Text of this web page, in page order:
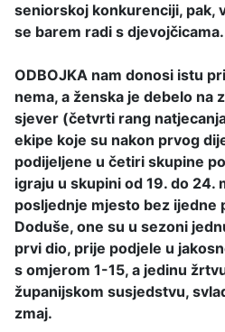
seniorskoj konkurenciji, pak,
se barem radi s djevojčicama.
ODBOJKA nam donosi istu
nema, a ženska je debelo na
sjever (četvrti rang
ekipe koje su nakon prvog
podijeljene u četiri skupine
igraju u skupini od 19. do 24.
posljednje mjesto bez ijedne
Doduše, one su u sezoni
prvi dio, prije podjele u
s omjerom 1-15, a jedinu
županijskom susjedstvu,
zmaj.